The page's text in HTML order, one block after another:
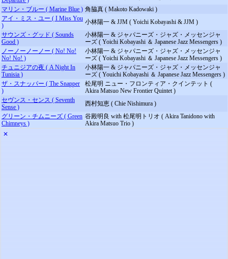
マリン・ブルー ( Marine Blue ) 角脇真 ( Makoto Kadowaki )
アイ・ミス・ユー ( I Miss You
)
小林陽一 & JJM ( Yoichi Kobayashi & JJM )
サウンズ・グッド ( Sounds
Good )
小林陽一 & ジャパニーズ・ジャズ・メッセンジャ
ーズ ( Yoichi Kobayashi ＆ Japanese Jazz Messengers )
ノーノーノーノー ( No! No!
No! No! )
小林陽一 & ジャパニーズ・ジャズ・メッセンジャ
ーズ ( Yoichi Kobayashi ＆ Japanese Jazz Messengers )
チュニジアの夜 ( A Night In
Tunisia )
小林陽一 & ジャパニーズ・ジャズ・メッセンジャ
ーズ ( Youichi Kobayashi ＆ Japanese Jazz Messengers )
ザ・スナッパー ( The Snapper
)
松尾明 ニュー・フロンティア・クインテット (
Akira Matsuo New Frontier Quintet )
セヴンス・センス ( Seventh
Sense )
西村知恵 ( Chie Nishimura )
グリーン・チムニーズ ( Green
Chimneys )
谷殿明良 with 松尾明トリオ ( Akira Tanidono with
Akira Matsuo Trio )
✕